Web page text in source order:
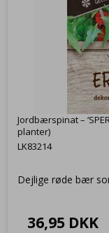
Jordbærspinat –
planter)
LK83214
Dejlige røde bær
36,95 DKK